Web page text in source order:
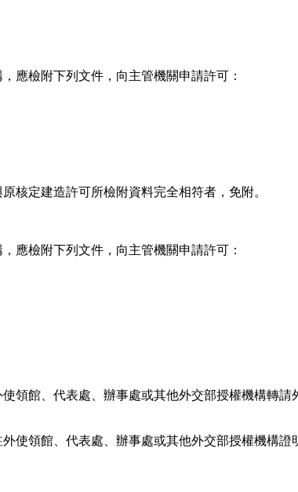
應檢附下列文件，向主管機關申請許可：
核定建造許可所檢附資料完全相符者，免附。
應檢附下列文件，向主管機關申請許可：
館、代表處、辦事處或其他外交部授權機構轉
使領館、代表處、辦事處或其他外交部授權機構證